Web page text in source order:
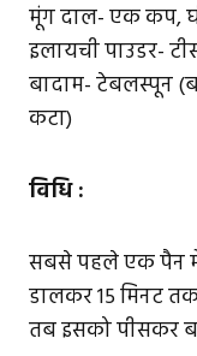
मूंग दाल- एक कप,
इलायची पाउडर-
बादाम- टेबलस्पून
कटा)
विधि :
सबसे पहले एक पैन
डालकर 15 मिनट
तब इसको पीसकर